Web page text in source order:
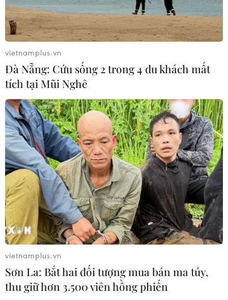
Theo dõi VietnamPlus
TIN LIÊN QUAN
Đóng tàu vỏ thép: Ngư dân hào hứng,
ngóng chờ vay vốn
12/08/2014 12:48
vietnamplus.vn
Đà Nẵng: Cứu sống 2 trong 4 du khách mất
tích tại Mũi Nghê
vietnamplus.vn
Sơn La: Bắt hai đối tượng mua bán ma túy,
thu giữ hơn 3.500 viên hồng phiến